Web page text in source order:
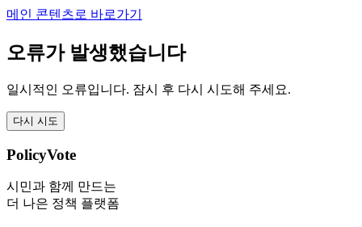
메인 콘텐츠로 바로가기
오류가 발생했습니다
일시적인 오류입니다. 잠시 후 다시 시도해 주세요.
다시 시도
PolicyVote
시민과 함께 만드는
더 나은 정책 플랫폼